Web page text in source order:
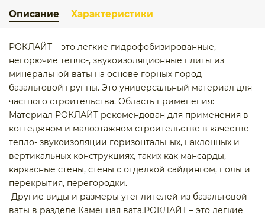
Описание Характеристики
РОКЛАЙТ – это легкие гидрофобизированные,
негорючие тепло-, звукоизоляционные плиты из
минеральной ваты на основе горных пород
базальтовой группы. Это универсальный материал для
частного строительства. Область применения:
Материал РОКЛАЙТ рекомендован для применения в
коттеджном и малоэтажном строительстве в качестве
тепло- звукоизоляции горизонтальных, наклонных и
вертикальных конструкциях, таких как мансарды,
каркасные стены, стены с отделкой сайдингом, полы и
перекрытия, перегородки.
Другие виды и размеры утеплителей из базальтовой
ваты в разделе Каменная вата.РОКЛАЙТ – это легкие